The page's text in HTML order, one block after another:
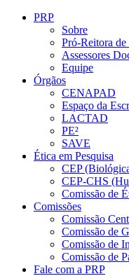
Conteúdo principal
PRP
Sobre
Pró-Reitora de
Assessores
Equipe
Órgãos
CENAPAD
Espaço da
LACTAD
PE²
SAVE
Ética em Pesquisa
CEP
CEP-CHS
Comissão de
Comissões
Comissão
Comissão de
Comissão de
Comissão de
Fale com a PRP